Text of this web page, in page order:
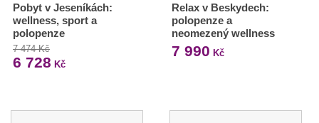
Pobyt v Jeseníkách:
wellness, sport a
polopenze
7 474 Kč
6 728 Kč
Relax v Beskydech:
polopenze a
neomezený wellness
7 990 Kč